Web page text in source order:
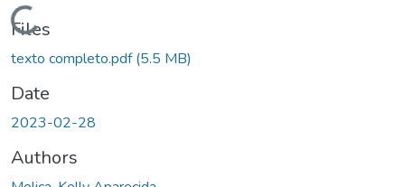
Files
texto completo.pdf(5.5 MB)
Date
2023-02-28
Authors